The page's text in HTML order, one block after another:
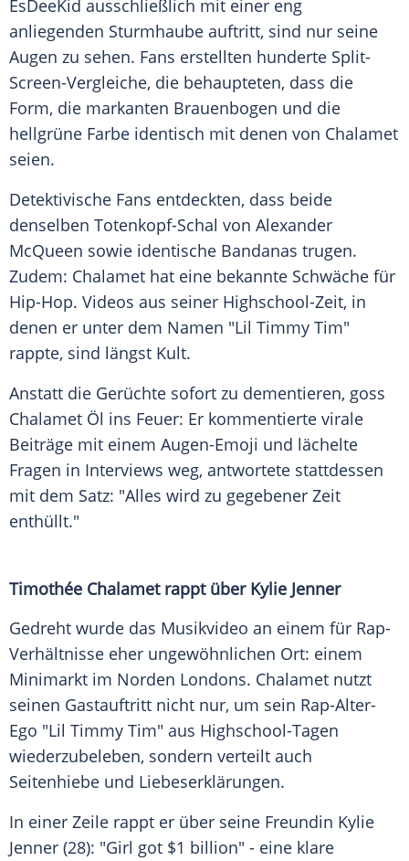
EsDeeKid ausschließlich mit einer eng
anliegenden Sturmhaube auftritt, sind nur seine
Augen zu sehen. Fans erstellten hunderte Split-
Screen-Vergleiche, die behaupteten, dass die
Form, die markanten Brauenbogen und die
hellgrüne Farbe identisch mit denen von Chalamet
seien.
Detektivische Fans entdeckten, dass beide
denselben Totenkopf-Schal von Alexander
McQueen sowie identische Bandanas trugen.
Zudem: Chalamet hat eine bekannte Schwäche für
Hip-Hop. Videos aus seiner Highschool-Zeit, in
denen er unter dem Namen "Lil Timmy Tim"
rappte, sind längst Kult.
Anstatt die Gerüchte sofort zu dementieren, goss
Chalamet Öl ins Feuer: Er kommentierte virale
Beiträge mit einem Augen-Emoji und lächelte
Fragen in Interviews weg, antwortete stattdessen
mit dem Satz: "Alles wird zu gegebener Zeit
enthüllt."
Timothée Chalamet rappt über Kylie Jenner
Gedreht wurde das Musikvideo an einem für Rap-
Verhältnisse eher ungewöhnlichen Ort: einem
Minimarkt im Norden Londons. Chalamet nutzt
seinen Gastauftritt nicht nur, um sein Rap-Alter-
Ego "Lil Timmy Tim" aus Highschool-Tagen
wiederzubeleben, sondern verteilt auch
Seitenhiebe und Liebeserklärungen.
In einer Zeile rappt er über seine Freundin Kylie
Jenner (28): "Girl got $1 billion" - eine klare